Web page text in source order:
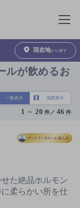
メニュ
現在地から探す
ルが飲めるお
一覧表示 地図表示
1 ～ 20 件／46 件
た絶品ホルモン
柔らかい所を仕